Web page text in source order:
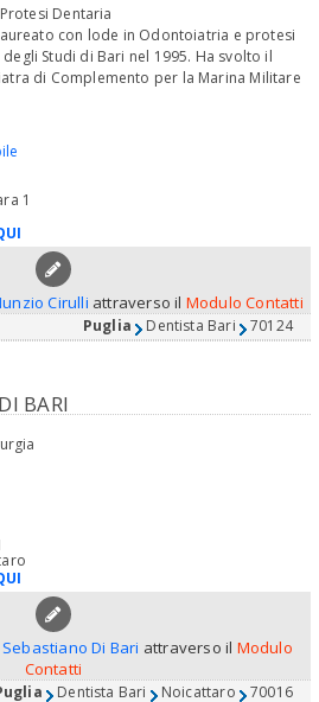
Dentaria
con lode in Odontoiatria e protesi
Studi di Bari nel 1995. Ha svolto il
di Complemento per la Marina Militare
1
Cirulli attraverso il Modulo Contatti
Puglia Dentista Bari 70124
BARI
Di Bari attraverso il Modulo
Contatti
Dentista Bari Noicattaro 70016